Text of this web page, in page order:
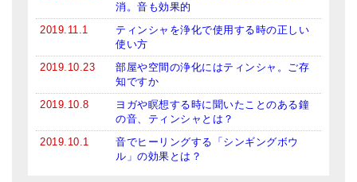
消。音も効果的
2019.11.1
ティンシャを浄化で使用する時の正しい
使い方
2019.10.23
部屋や空間の浄化にはティンシャ。ご存
知ですか
2019.10.8
ヨガや瞑想する時に聞いたことのある鐘
の音、ティンシャとは？
2019.10.1
音でヒーリングする「シンギングボウ
ル」の効果とは？